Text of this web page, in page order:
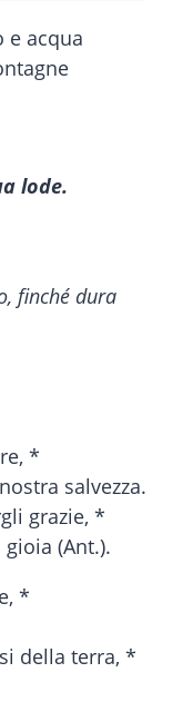
lode.
finché dura
*
salvezza.
grazie, *
(Ant.).
*
della terra, *